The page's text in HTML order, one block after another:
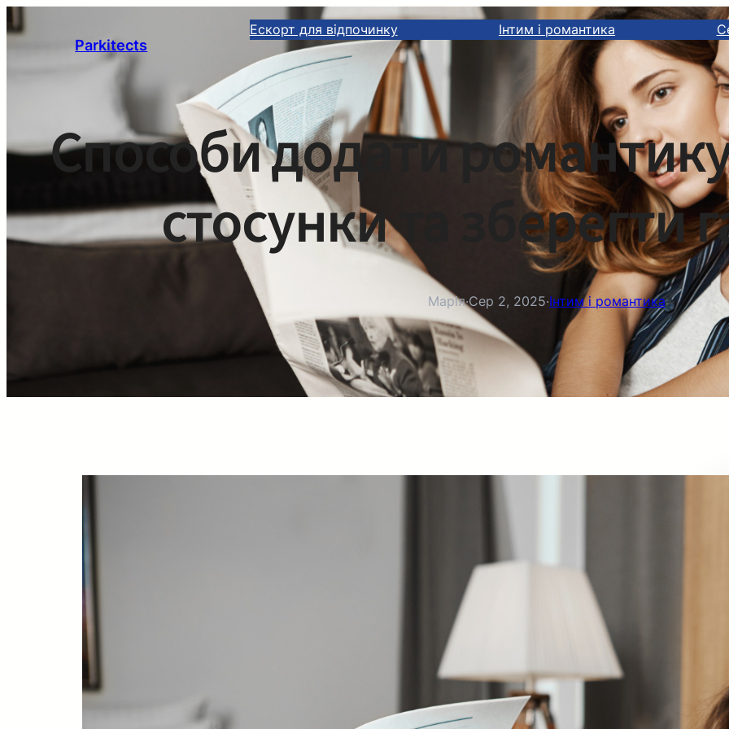
до
Parkitects
Ескорт для відпочинку Інтим і романтика
Способи додати романтику
стосунки та зберегти
Марія·Сер 2, 2025·Інтим і романтика